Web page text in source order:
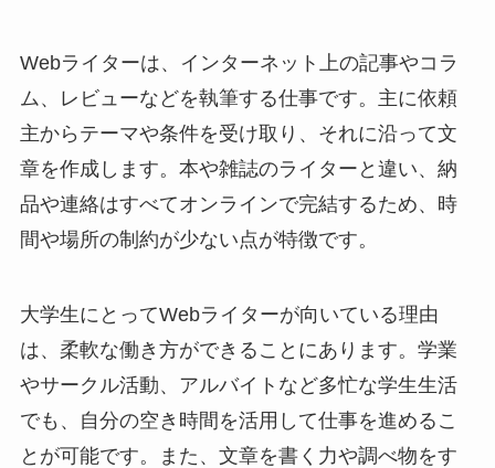
Webライターは、インターネット上の記事やコラ
ム、レビューなどを執筆する仕事です。主に依頼
主からテーマや条件を受け取り、それに沿って文
章を作成します。本や雑誌のライターと違い、納
品や連絡はすべてオンラインで完結するため、時
間や場所の制約が少ない点が特徴です。
大学生にとってWebライターが向いている理由
は、柔軟な働き方ができることにあります。学業
やサークル活動、アルバイトなど多忙な学生生活
でも、自分の空き時間を活用して仕事を進めるこ
とが可能です。また、文章を書く力や調べ物をす